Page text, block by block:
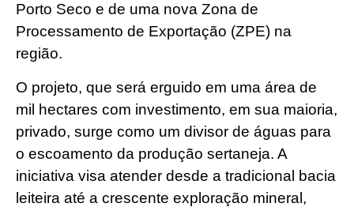
Porto Seco e de uma nova Zona de
Processamento de Exportação (ZPE) na
região.
O projeto, que será erguido em uma área de
mil hectares com investimento, em sua maioria,
privado, surge como um divisor de águas para
o escoamento da produção sertaneja. A
iniciativa visa atender desde a tradicional bacia
leiteira até a crescente exploração mineral,